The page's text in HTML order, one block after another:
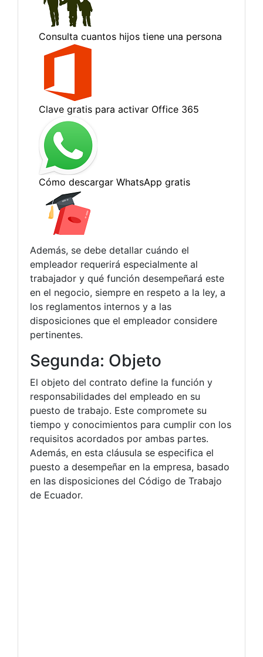
Además, se debe detallar cuándo el
empleador requerirá especialmente al
trabajador y qué función desempeñará este
en el negocio, siempre en respeto a la ley, a
los reglamentos internos y a las
disposiciones que el empleador considere
pertinentes.
Segunda: Objeto
El objeto del contrato define la función y
responsabilidades del empleado en su
puesto de trabajo. Este compromete su
tiempo y conocimientos para cumplir con los
requisitos acordados por ambas partes.
Además, en esta cláusula se especifica el
puesto a desempeñar en la empresa, basado
en las disposiciones del Código de Trabajo
de Ecuador.